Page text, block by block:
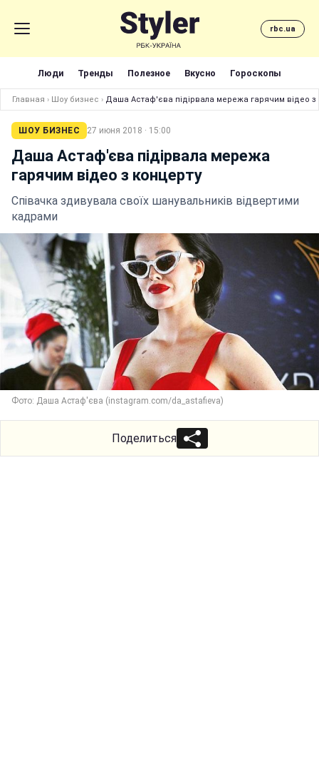
rbc.ua
Люди Тренды Полезное Вкусно Гороскопы
Главная › Шоу бизнес › Даша Астаф'єва підірвала мережа гарячим відео з
ШОУ БИЗНЕС 27 июня 2018 · 15:00
Даша Астаф'єва підірвала мережа
гарячим відео з концерту
Співачка здивувала своїх шанувальників відвертими
кадрами
Фото: Даша Астаф'єва (instagram.com/da_astafieva)
Поделиться